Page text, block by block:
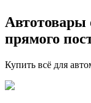
Автотовары
прямого
Купить всё для